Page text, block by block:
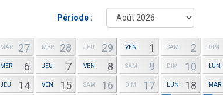
Période :
MAR 27 MER 28 JEU 29 VEN 1 SAM 2 DIM
MER 6 JEU 7 VEN 8 SAM 9 DIM 10 LUN
JEU 14 VEN 15 SAM 16 DIM 17 LUN 18 MAR